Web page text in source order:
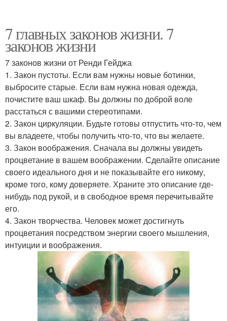
7 главных законов жизни. 7
законов жизни
7 законов жизни от Ренди Гейджа
1. Закон пустоты. Если вам нужны новые ботинки,
выбросите старые. Если вам нужна новая одежда,
почистите ваш шкаф. Вы должны по доброй воле
расстаться с вашими стереотипами.
2. Закон циркуляции. Будьте готовы отпустить что-то, чем
вы владеете, чтобы получить что-то, что вы желаете.
3. Закон воображения. Сначала вы должны увидеть
процветание в вашем воображении. Сделайте описание
своего идеального дня и не показывайте его никому,
кроме того, кому доверяете. Храните это описание где-
нибудь под рукой, и в свободное время перечитывайте
его.
4. Закон творчества. Человек может достигнуть
процветания посредством энергии своего мышления,
интуиции и воображения.